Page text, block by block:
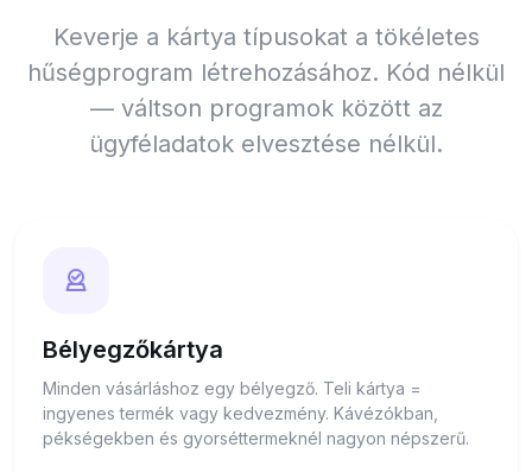
Keverje a kártya típusokat a tökéletes
hűségprogram létrehozásához. Kód nélkül
— váltson programok között az
ügyféladatok elvesztése nélkül.
Bélyegzőkártya
Minden vásárláshoz egy bélyegző. Teli kártya =
ingyenes termék vagy kedvezmény. Kávézókban,
pékségekben és gyorséttermeknél nagyon népszerű.